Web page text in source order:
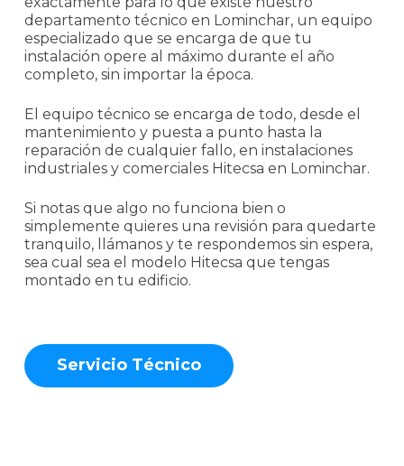
departamento técnico en Lominchar, un equipo
especializado que se encarga de que tu
instalación opere al máximo durante el año
completo, sin importar la época.
El equipo técnico se encarga de todo, desde el
mantenimiento y puesta a punto hasta la
reparación de cualquier fallo, en instalaciones
industriales y comerciales Hitecsa en Lominchar.
Si notas que algo no funciona bien o
simplemente quieres una revisión para quedarte
tranquilo, llámanos y te respondemos sin espera,
sea cual sea el modelo Hitecsa que tengas
montado en tu edificio.
Servicio Técnico